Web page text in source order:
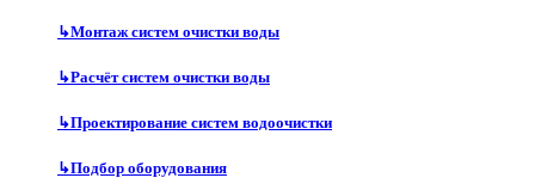
↳Монтаж систем очистки воды
↳Расчёт систем очистки воды
↳Проектирование систем водоочистки
↳Подбор оборудования